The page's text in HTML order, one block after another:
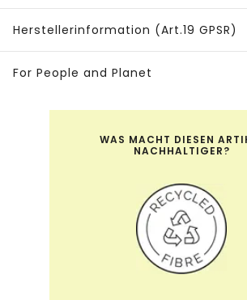
Herstellerinformation (Art.19 GPSR)
For People and Planet
WAS MACHT DIESEN
NACHHALTIGER?